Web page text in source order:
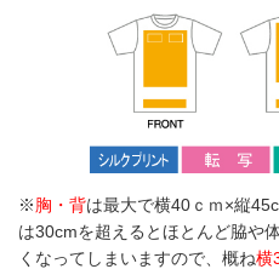
※胸・背は最大で横40ｃｍ×縦
は30cmを超えるとほとんど脇や
くなってしまいますので、概ね横